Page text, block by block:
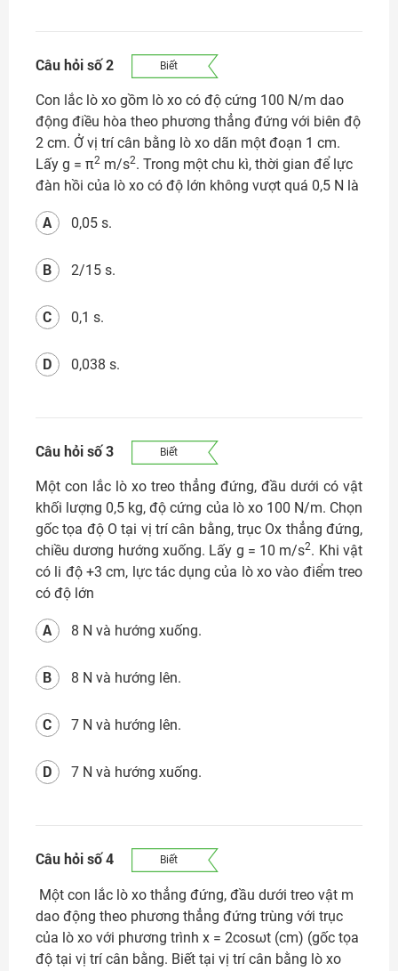
Câu hỏi số 2 Biết
Con lắc lò xo gồm lò xo có độ cứng 100 N/m dao
động điều hòa theo phương thẳng đứng với biên độ
2 cm. Ở vị trí cân bằng lò xo dãn một đoạn 1 cm.
Lấy g = π2 m/s2. Trong một chu kì, thời gian để lực
đàn hồi của lò xo có độ lớn không vượt quá 0,5 N là
0,05 s.
A
2/15 s.
B
0,1 s.
C
0,038 s.
D
Câu hỏi số 3 Biết
Một con lắc lò xo treo thẳng đứng, đầu dưới có vật
khối lượng 0,5 kg, độ cứng của lò xo 100 N/m. Chọn
gốc tọa độ O tại vị trí cân bằng, trục Ox thẳng đứng,
chiều dương hướng xuống. Lấy g = 10 m/s2. Khi vật
có li độ +3 cm, lực tác dụng của lò xo vào điểm treo
có độ lớn
8 N và hướng xuống.
A
8 N và hướng lên.
B
7 N và hướng lên.
C
7 N và hướng xuống.
D
Câu hỏi số 4 Biết
Một con lắc lò xo thẳng đứng, đầu dưới treo vật m
dao động theo phương thẳng đứng trùng với trục
của lò xo với phương trình x = 2cosωt (cm) (gốc tọa
độ tại vị trí cân bằng. Biết tại vị trí cân bằng lò xo